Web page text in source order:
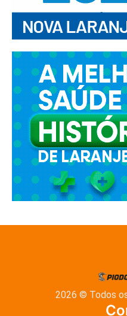
2026 © Todos